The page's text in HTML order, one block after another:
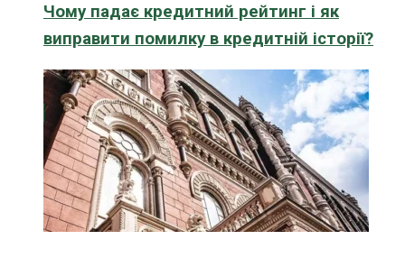
Чому падає кредитний рейтинг і як
виправити помилку в кредитній історії?